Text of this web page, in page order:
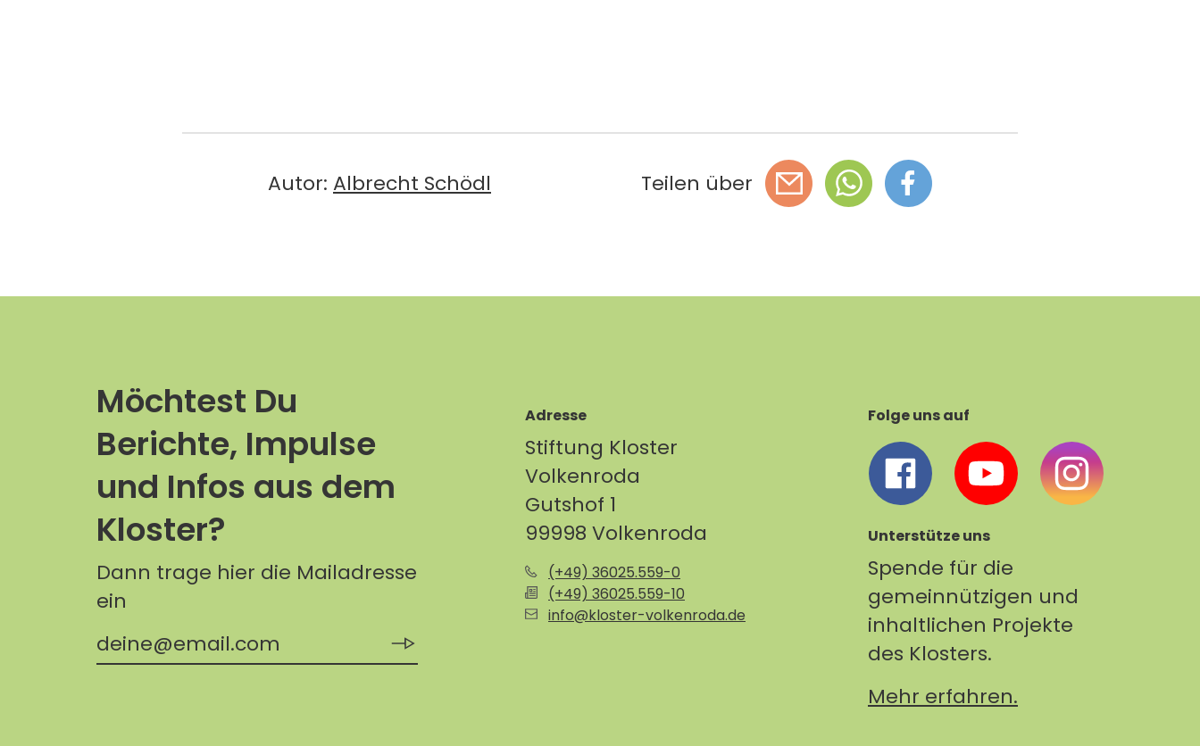
Autor: Albrecht Schödl Teilen über
Möchtest Du
Berichte, Impulse
und Infos aus dem
Kloster?
Dann trage hier die Mailadresse
ein
Adresse
Stiftung Kloster
Volkenroda
Gutshof 1
99998 Volkenroda
(+49) 36025.559-0
(+49) 36025.559-10
info@kloster-volkenroda.de
Folge uns auf
Unterstütze uns
Spende für die
gemeinnützigen und
inhaltlichen Projekte
des Klosters.
Mehr erfahren.